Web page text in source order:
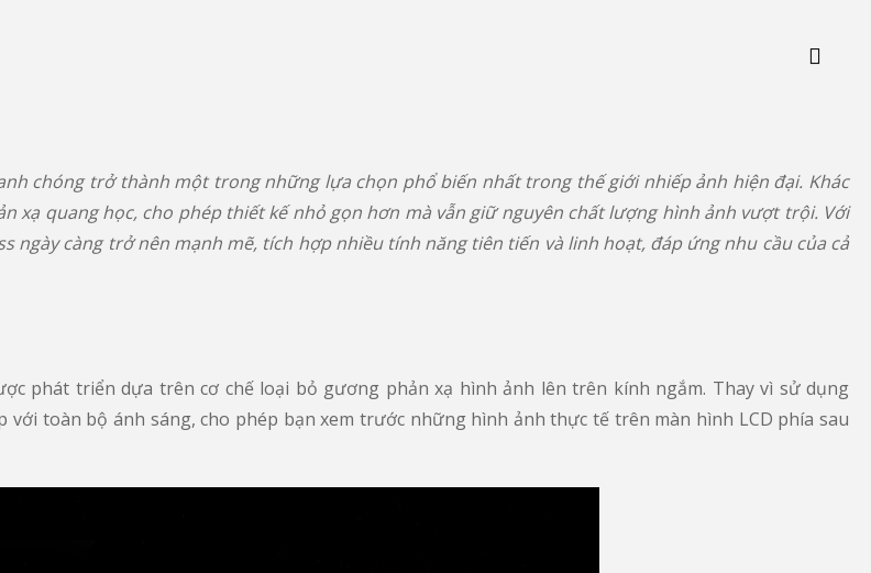
chóng trở thành một trong những lựa chọn phổ biến nhất trong thế giới nhiếp ảnh hiện đại. Khác
xạ quang học, cho phép thiết kế nhỏ gọn hơn mà vẫn giữ nguyên chất lượng hình ảnh vượt trội. Với
ngày càng trở nên mạnh mẽ, tích hợp nhiều tính năng tiên tiến và linh hoạt, đáp ứng nhu cầu của cả
phát triển dựa trên cơ chế loại bỏ gương phản xạ hình ảnh lên trên kính ngắm. Thay vì sử dụng
toàn bộ ánh sáng, cho phép bạn xem trước những hình ảnh thực tế trên màn hình LCD phía sau